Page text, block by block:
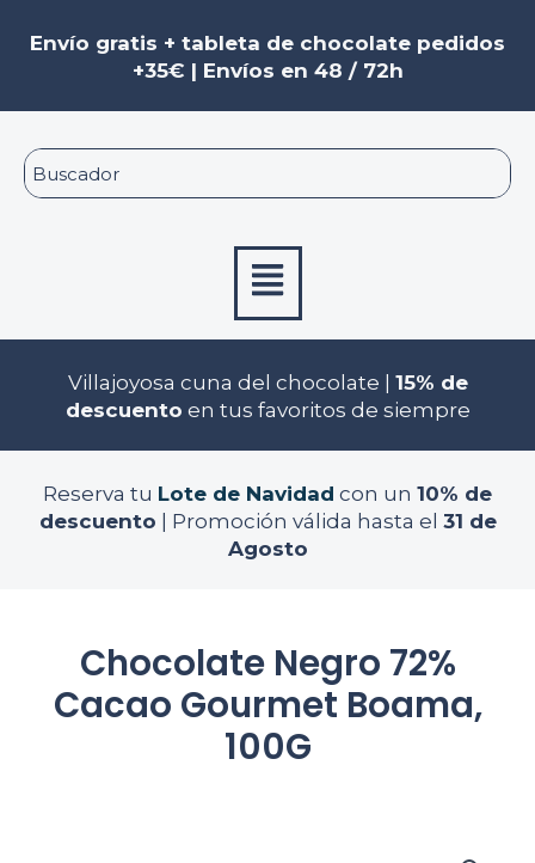
Envío gratis + tableta de chocolate pedidos
+35€ | Envíos en 48 / 72h
Menú
Villajoyosa cuna del chocolate | 15% de
descuento en tus favoritos de siempre
Reserva tu Lote de Navidad con un 10% de
descuento | Promoción válida hasta el 31 de
Agosto
Chocolate Negro 72%
Cacao Gourmet Boama,
100G